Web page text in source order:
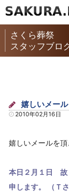
さくら葬祭
スタッフブロ
嬉しいメール
2010年02月16日
嬉しいメールを頂
本日２月１日
申します。
（Ｔ